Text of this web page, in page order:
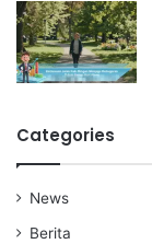
Categories
News
Berita